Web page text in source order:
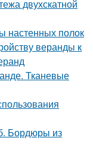
двухскатной
настенных полок
веранды к
Тканевые
Бордюры из